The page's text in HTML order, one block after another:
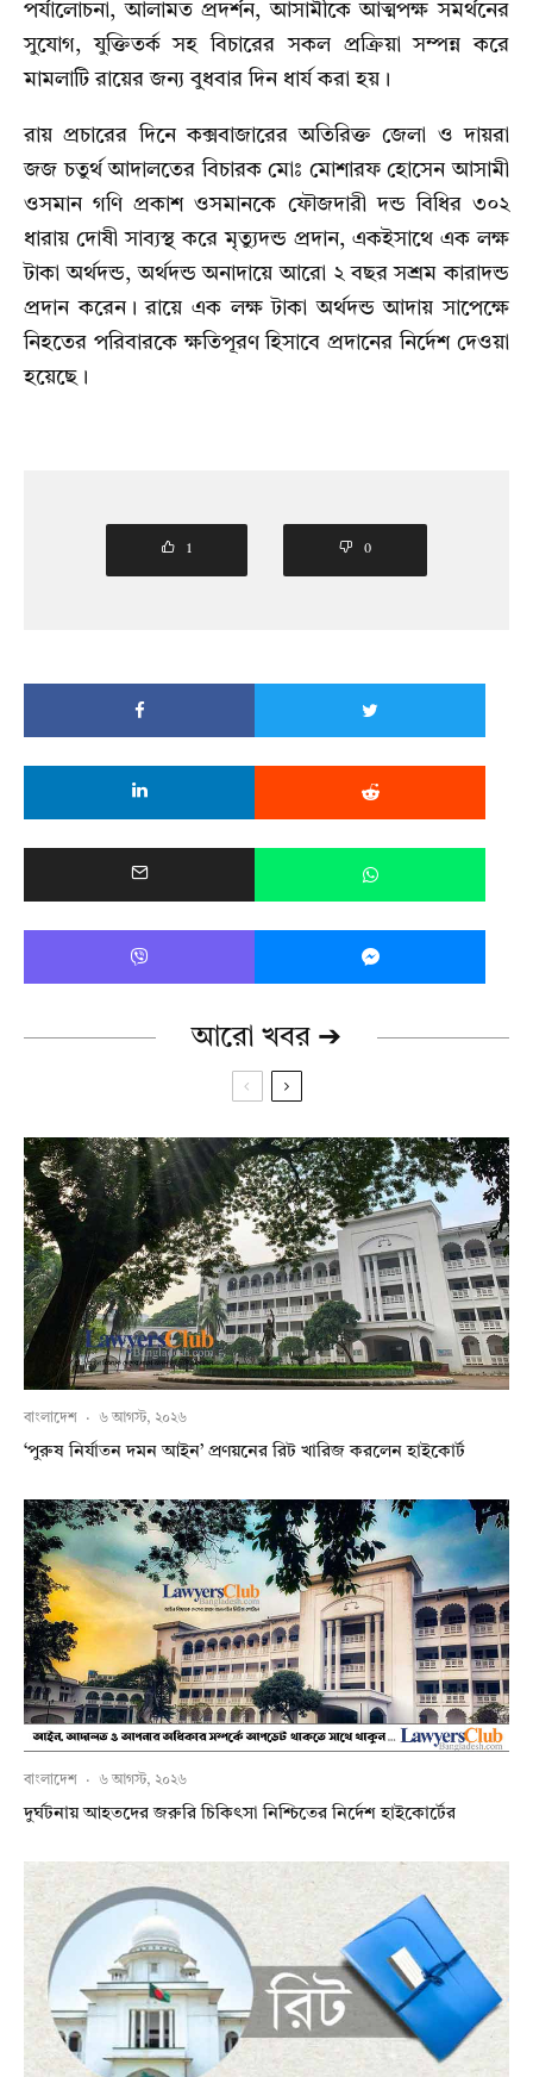
পর্যালোচনা, আলামত প্রদর্শন, আসামীকে আত্মপক্ষ সমর্থনের
সুযোগ, যুক্তিতর্ক সহ বিচারের সকল প্রক্রিয়া সম্পন্ন করে
মামলাটি রায়ের জন্য বুধবার দিন ধার্য করা হয়।
রায় প্রচারের দিনে কক্সবাজারের অতিরিক্ত জেলা ও দায়রা
জজ চতুর্থ আদালতের বিচারক মোঃ মোশারফ হোসেন আসামী
ওসমান গণি প্রকাশ ওসমানকে ফৌজদারী দন্ড বিধির ৩০২
ধারায় দোষী সাব্যস্থ করে মৃত্যুদন্ড প্রদান, একইসাথে এক লক্ষ
টাকা অর্থদন্ড, অর্থদন্ড অনাদায়ে আরো ২ বছর সশ্রম কারাদন্ড
প্রদান করেন। রায়ে এক লক্ষ টাকা অর্থদন্ড আদায় সাপেক্ষে
নিহতের পরিবারকে ক্ষতিপূরণ হিসাবে প্রদানের নির্দেশ দেওয়া
হয়েছে।
1 0
আরো খবর ➔
বাংলাদেশ · ৬ আগস্ট, ২০২৬
‘পুরুষ নির্যাতন দমন আইন’ প্রণয়নের রিট খারিজ করলেন হাইকোর্ট
বাংলাদেশ · ৬ আগস্ট, ২০২৬
দুর্ঘটনায় আহতদের জরুরি চিকিৎসা নিশ্চিতের নির্দেশ হাইকোর্টের